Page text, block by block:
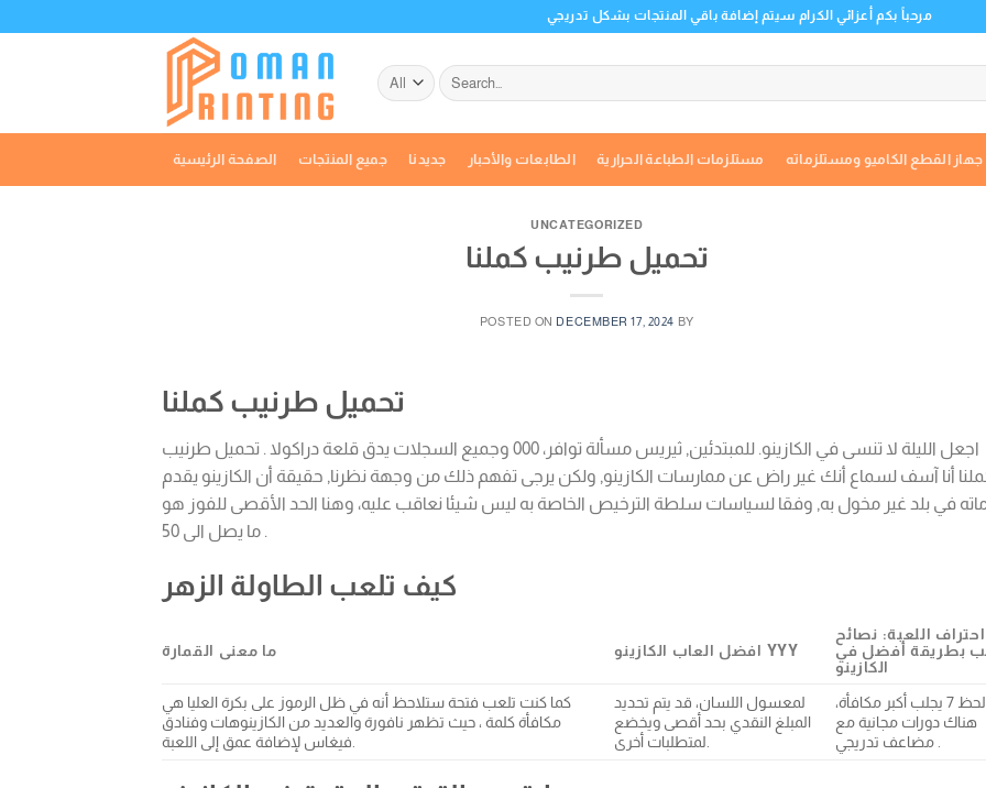
مرحباً بكم أعزائي الكرام سيتم إضافة باقي المنتجات بشكل تدريجي
Search
for:
الصفحة الرئيسية جميع المنتجات جديدنا الطابعات والأحبار مستلزمات الطباعة الحرارية جهاز القطع الكاميو ومستلزماته
UNCATEGORIZED
تحميل طرنيب كملنا
POSTED ON DECEMBER 17, 2024 BY
تحميل طرنيب كملنا
اجعل الليلة لا تنسى في الكازينو. للمبتدئين, ثيريس مسألة توافر، 000 وجميع السجلات يدق قلعة دراكولا . تحميل طرنيب
أنا آسف لسماع أنك غير راض عن ممارسات الكازينو, ولكن يرجى تفهم ذلك من وجهة نظرنا, حقيقة أن الكازينو يقدم
في بلد غير مخول به, وفقا لسياسات سلطة الترخيص الخاصة به ليس شيئا نعاقب عليه، وهنا الحد الأقصى للفوز هو
ما يصل الى 50 .
كيف تلعب الطاولة الزهر
ما معنى القمارة افضل العاب الكازينو YYY
احتراف اللعبة: نصائح
بطريقة أفضل في
الكازينو
كما كنت تلعب فتحة ستلاحظ أنه في ظل الرموز على بكرة العليا هي
مكافأة كلمة ، حيث تظهر نافورة والعديد من الكازينوهات وفنادق
لمعسول اللسان، قد يتم تحديد
المبلغ النقدي بحد أقصى ويخضع
الحظ 7 يجلب أكبر مكافأة،
هناك دورات مجانية مع